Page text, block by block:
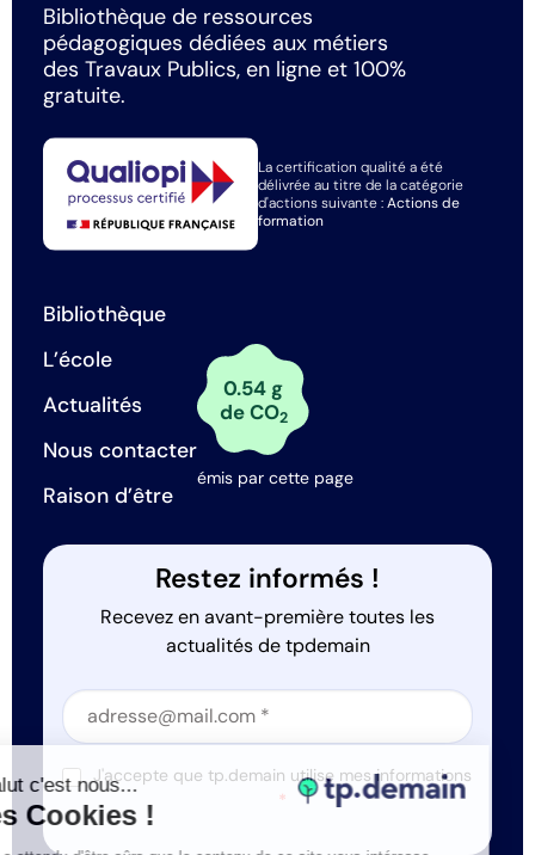
Bibliothèque de ressources
pédagogiques dédiées aux métiers
des Travaux Publics, en ligne et 100%
gratuite.
La certification qualité a été
délivrée au titre de la catégorie
d'actions suivante :Actions de
formation
Bibliothèque
L’école
Actualités
Nous contacter
Raison d’être
0.54 g
de CO2
émis par cette page
Restez informés !
Recevez en avant-première toutes les
actualités de tpdemain
Section
Section
J'accepte que tp.demain utilise mes informations
*
Salut c'est nous...
les Cookies !